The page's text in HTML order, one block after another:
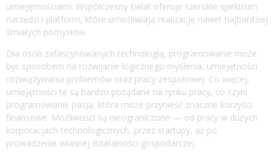
umiejętnościami. Współczesny świat oferuje szerokie spektrum
narzędzi i platform, które umożliwiają realizację nawet najbardziej
śmiałych pomysłów.
Dla osób zafascynowanych technologią, programowanie może
być sposobem na rozwijanie logicznego myślenia, umiejętności
rozwiązywania problemów oraz pracy zespołowej. Co więcej,
umiejętności te są bardzo pożądane na rynku pracy, co czyni
programowanie pasją, która może przynieść znaczne korzyści
finansowe. Możliwości są nieograniczone — od pracy w dużych
korporacjach technologicznych, przez startupy, aż po
prowadzenie własnej działalności gospodarczej.